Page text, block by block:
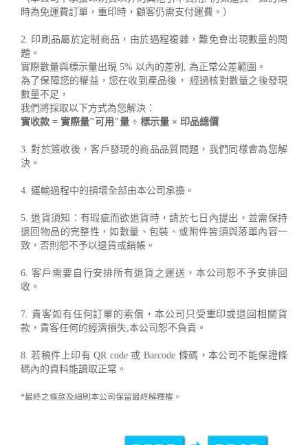
時為免運費訂單，重印時，顧客仍需支付運費。）
2. 印刷品屬於定制商品，由於過程複雜，難免會出現數量的問
題。
實際數量與標示量出現 5% 以內的差別, 為正常公差範圍。
為了保障您的權益，您在收到產品後， 經過核對數量之後發現
數量不足，
我們將採取以下方式為您解決：
實收款 = 實際量"可用"量 ÷ 標示量 × 印品總價
3. 對於簽收後，客戶發現的商品品質問題，我們同樣會為您解
決。
4. 運輸過程中的損壞全部由本公司承擔。
5. 退貨須知：有瑕疵而欲退貨時，請於七日內提出，並需保持
退回物品的完整性，如數量、包裝、或附件皆須與落單內容一
致，否則恕不予以退貨或銷帳。
6. 客戶需要自行安排所有退貨之運送，本公司恕不予安排回
收。
7. 貴客如有任何訂單的索償，本公司只受重印或退回相關貨
款，貴客任何的經濟損失,本公司恕不負責。
8. 若稿件上印有 QR code 或 Barcode 條碼，本公司不能保證條
碼內的資料能讀取正常。
*最終之條款及細則本公司保留最終解釋權。